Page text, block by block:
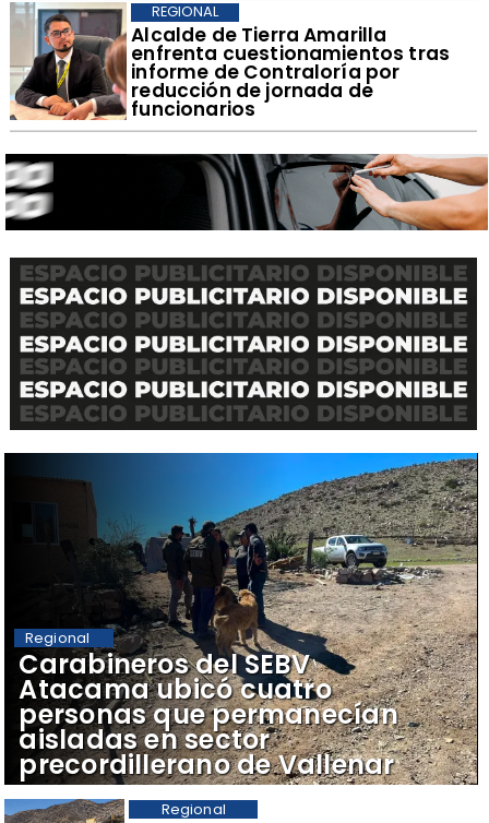
​Alcalde de Tierra Amarilla
enfrenta cuestionamientos tras
informe de Contraloría por
reducción de jornada de
funcionarios
REGIONAL
Regional
Carabineros del SEBV
Atacama ubicó cuatro
personas que permanecían
aisladas en sector
precordillerano de Vallenar
Regional